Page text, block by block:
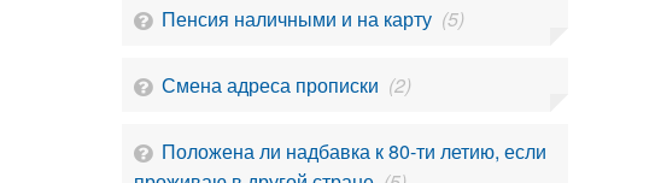
Пенсия наличными и на карту (5)
Смена адреса прописки (2)
Положена ли надбавка к 80-ти летию, если